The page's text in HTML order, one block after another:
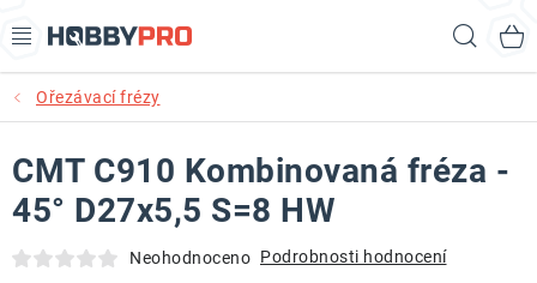
na
AKCE
PRODUKTY
PRODUKTY RECORD POWER
Ořezávací frézy
CMT C910 Kombinovaná fréza -
45° D27x5,5 S=8 HW
Neohodnoceno Podrobnosti hodnocení